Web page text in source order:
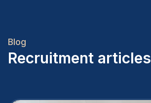
Blog
Recruitment articles